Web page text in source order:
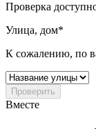
Проверка
Улица, дом*
К сожалению, по
Проверить
Вместе